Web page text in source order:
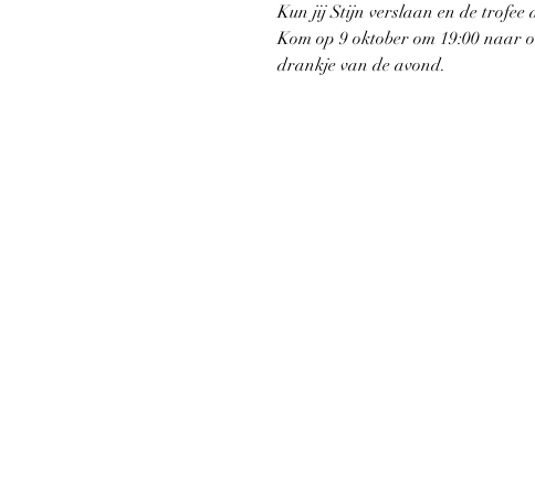
Kun jij Stijn verslaan en de trofee
Kom op 9 oktober om 19:00 naar
drankje van de avond.